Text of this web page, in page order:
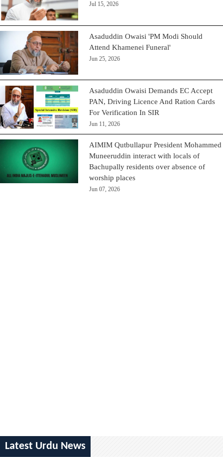
Jul 15, 2026
Asaduddin Owaisi 'PM Modi Should
Attend Khamenei Funeral'
Jun 25, 2026
Asaduddin Owaisi Demands EC Accept
PAN, Driving Licence And Ration Cards
For Verification In SIR
Jun 11, 2026
AIMIM Qutbullapur President Mohammed
Muneeruddin interact with locals of
Bachupally residents over absence of
worship places
Jun 07, 2026
Latest Urdu News